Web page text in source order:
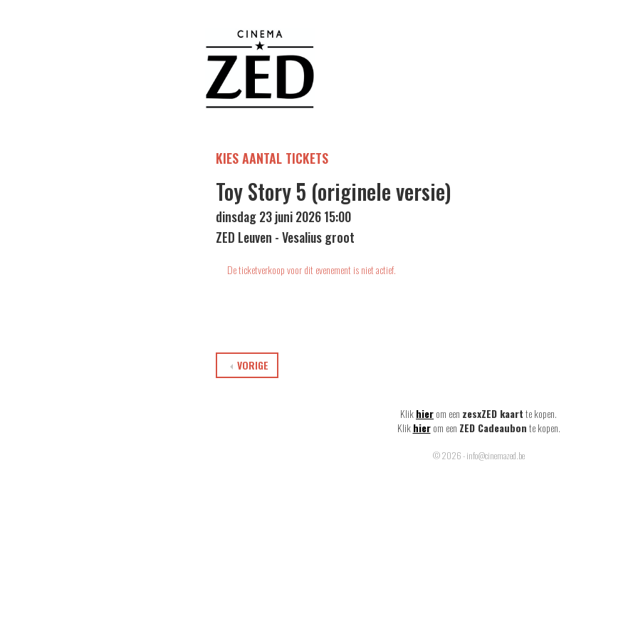
KIES AANTAL TICKETS
Toy Story 5 (originele versie)
dinsdag 23 juni 2026 15:00
ZED Leuven - Vesalius groot
De ticketverkoop voor dit evenement is niet actief.
VORIGE
Klikhierom een zesxZED kaartte kopen.
Klik hier om een ZED Cadeaubonte kopen.
© 2026 - info@cinemazed.be